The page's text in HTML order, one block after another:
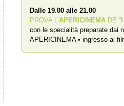
Dalle 19.00 alle 21.00
PROVA L’APERICINEMA DE “
con le specialità preparate dai
APERICINEMA • ingresso al